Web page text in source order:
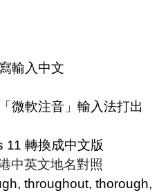
輸入中文
微軟注音」輸入法打出
11 轉換成中文版
中英文地名對照
throughout, thorough,